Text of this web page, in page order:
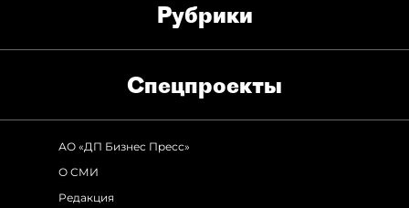
Рубрики
Спец­проекты
АО «ДП Бизнес Пресс»
О СМИ
Редакция